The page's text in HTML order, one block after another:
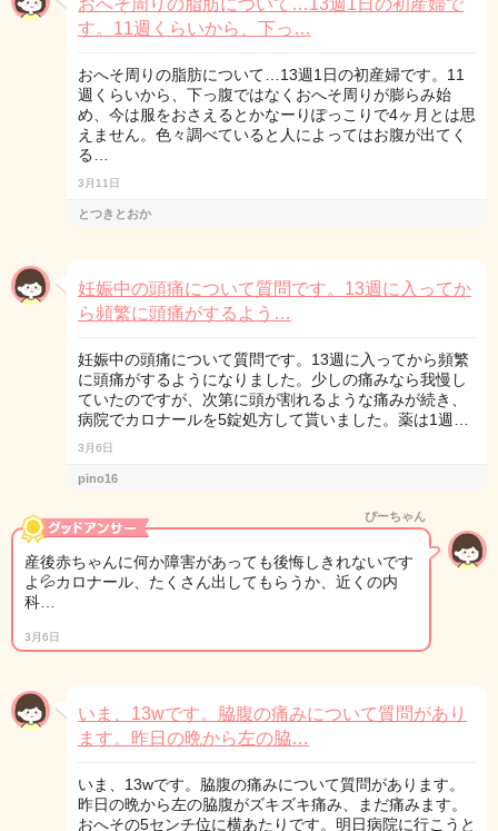
おへそ周りの脂肪について…13週1日の初産婦で
す。11週くらいから、下っ…
おへそ周りの脂肪について…13週1日の初産婦です。11
週くらいから、下っ腹ではなくおへそ周りが膨らみ始
め、今は服をおさえるとかなーりぽっこりで4ヶ月とは思
えません。色々調べていると人によってはお腹が出てく
る…
3月11日
とつきとおか
妊娠中の頭痛について質問です。13週に入ってか
ら頻繁に頭痛がするよう…
妊娠中の頭痛について質問です。13週に入ってから頻繁
に頭痛がするようになりました。少しの痛みなら我慢し
ていたのですが、次第に頭が割れるような痛みが続き、
病院でカロナールを5錠処方して貰いました。薬は1週…
3月6日
pino16
ぴーちゃん
産後赤ちゃんに何か障害があっても後悔しきれないです
よ💦カロナール、たくさん出してもらうか、近くの内
科…
3月6日
いま、13wです。脇腹の痛みについて質問があり
ます。昨日の晩から左の脇…
いま、13wです。脇腹の痛みについて質問があります。
昨日の晩から左の脇腹がズキズキ痛み、まだ痛みます。
おへその5センチ位に横あたりです。明日病院に行こうと